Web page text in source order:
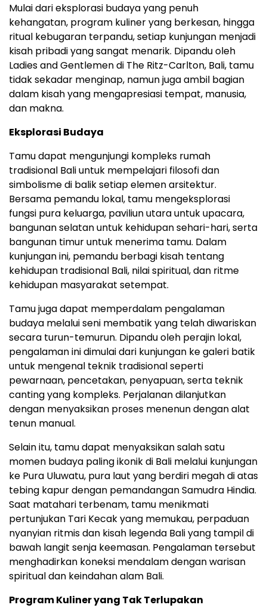
Mulai dari eksplorasi budaya yang penuh
kehangatan, program kuliner yang berkesan, hingga
ritual kebugaran terpandu, setiap kunjungan menjadi
kisah pribadi yang sangat menarik. Dipandu oleh
Ladies and Gentlemen di The Ritz-Carlton, Bali, tamu
tidak sekadar menginap, namun juga ambil bagian
dalam kisah yang mengapresiasi tempat, manusia,
dan makna.
Eksplorasi Budaya
Tamu dapat mengunjungi kompleks rumah
tradisional Bali untuk mempelajari filosofi dan
simbolisme di balik setiap elemen arsitektur.
Bersama pemandu lokal, tamu mengeksplorasi
fungsi pura keluarga, paviliun utara untuk upacara,
bangunan selatan untuk kehidupan sehari-hari, serta
bangunan timur untuk menerima tamu. Dalam
kunjungan ini, pemandu berbagi kisah tentang
kehidupan tradisional Bali, nilai spiritual, dan ritme
kehidupan masyarakat setempat.
Tamu juga dapat memperdalam pengalaman
budaya melalui seni membatik yang telah diwariskan
secara turun-temurun. Dipandu oleh perajin lokal,
pengalaman ini dimulai dari kunjungan ke galeri batik
untuk mengenal teknik tradisional seperti
pewarnaan, pencetakan, penyapuan, serta teknik
canting yang kompleks. Perjalanan dilanjutkan
dengan menyaksikan proses menenun dengan alat
tenun manual.
Selain itu, tamu dapat menyaksikan salah satu
momen budaya paling ikonik di Bali melalui kunjungan
ke Pura Uluwatu, pura laut yang berdiri megah di atas
tebing kapur dengan pemandangan Samudra Hindia.
Saat matahari terbenam, tamu menikmati
pertunjukan Tari Kecak yang memukau, perpaduan
nyanyian ritmis dan kisah legenda Bali yang tampil di
bawah langit senja keemasan. Pengalaman tersebut
menghadirkan koneksi mendalam dengan warisan
spiritual dan keindahan alam Bali.
Program Kuliner yang Tak Terlupakan